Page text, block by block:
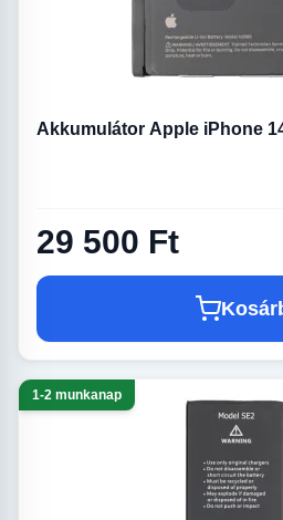
Akkumulátor Apple iPhone
29 500 Ft
1-2 munkanap